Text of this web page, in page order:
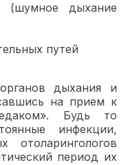
(шумное дыхание
путей
дыхания и
на прием к
Будь то
инфекции,
отоларингологов
период их